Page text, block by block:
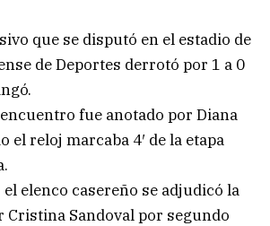
que se disputó en el estadio de
de Deportes derrotó por 1 a 0
fue anotado por Diana
el reloj marcaba 4′ de la etapa
el elenco casereño se adjudicó la
Cristina Sandoval por segundo